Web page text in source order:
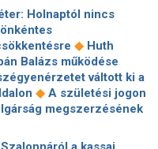
Putyin pár éven
egy NATO-
Vitézy Dávid
miért Mészárosék
a közbeszerzést
◆ Nagy cégek
Szolnok
a 400 kirúgott
Holnaptól nincs
◆ Huth
Balázs működése
váltott ki a
◆ A születési jogon
megszerzésének
◆ „Kevésen múlt a